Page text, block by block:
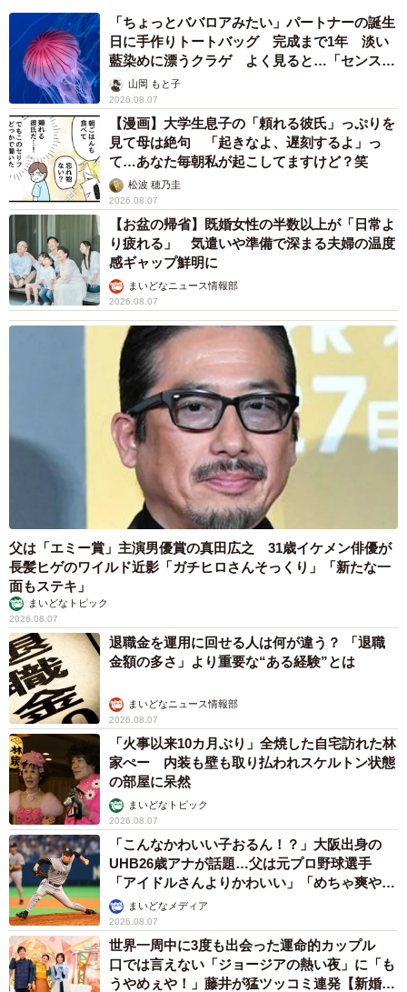
3/4
今晩がおそらく最期だろうなと思っていたら…ゴロゴロ喉を鳴らす音が
聞こえてきたという（「パンちゃんママ」さん提供、Instagramよりキャ
プチャ撮影）
奇跡の「ゴロゴロ」
そして、看取りを覚悟した夜。抱きかかえていたパンちゃ
んが突然「ゴロゴロ」と喉を鳴らしたのです。
「ありがとう、と言っているように思えて号泣しました」
その後も少しずつ食欲を取り戻し、チュールを口にできる
までに。家族は寝ずの看病を続け、奇跡を信じました。
4/4
今はこんなに元気です！（「パンちゃんママ」さん提供、Instagramより
キャプチャ撮影）
「ちょっとババロアみたい」パートナーの誕生
日に手作りトートバッグ 完成まで1年 淡い
藍染めに漂うクラゲ よく見ると…「センスす
ごい」山岡 もと子
2026.08.07
【漫画】大学生息子の「頼れる彼氏」っぷりを
見て母は絶句 「起きなよ、遅刻するよ」っ
て…あなた毎朝私が起こしてますけど？笑
松波 穂乃圭
2026.08.07
【お盆の帰省】既婚女性の半数以上が「日常よ
り疲れる」 気遣いや準備で深まる夫婦の温度
感ギャップ鮮明に
まいどなニュース情報部
2026.08.07
父は「エミー賞」主演男優賞の真田広之 31歳イケメン俳優が
長髪ヒゲのワイルド近影「ガチヒロさんそっくり」「新たな一
面もステキ」
まいどなトピック
2026.08.07
退職金を運用に回せる人は何が違う？ 「退職
金額の多さ」より重要な“ある経験”とは
まいどなニュース情報部
2026.08.07
「火事以来10カ月ぶり」全焼した自宅訪れた林
家ぺー 内装も壁も取り払われスケルトン状態
の部屋に呆然
まいどなトピック
2026.08.07
「こんなかわいい子おるん！？」大阪出身の
UHB26歳アナが話題…父は元プロ野球選手
「アイドルさんよりかわいい」「めちゃ爽や
か」まいどなメディア
2026.08.07
世界一周中に3度も出会った運命的カップル
口では言えない「ジョージアの熱い夜」に「も
うやめぇや！」藤井が猛ツッコミ連発【新婚さ